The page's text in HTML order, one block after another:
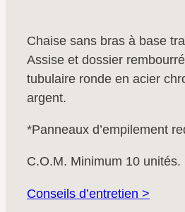
Chaise sans bras à base
Assise et dossier
tubulaire ronde en acier
argent.
*Panneaux d’empilement
C.O.M. Minimum 10
Conseils d’entretien >